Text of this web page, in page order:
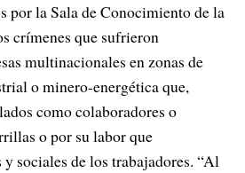
por la Sala de Conocimiento de la
crímenes que sufrieron
multinacionales en zonas de
o minero-energética que,
como colaboradores o
o por su labor que
sociales de los trabajadores. “Al